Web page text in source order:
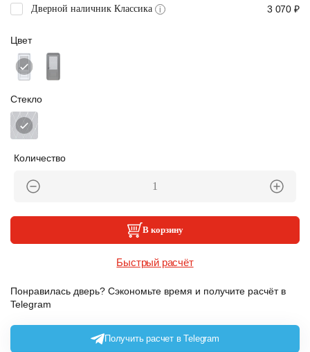
Дверной наличник Классика i 3 070 ₽
Цвет
Стекло
Количество
В корзину
Быстрый расчёт
Понравилась дверь? Сэкономьте время и получите расчёт в
Telegram
Получить расчет в Telegram